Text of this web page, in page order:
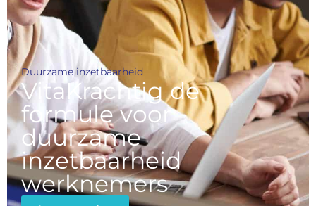
Duurzame inzetbaarheid
VitaKrachtig de
formule voor
duurzame
inzetbaarheid
werknemers